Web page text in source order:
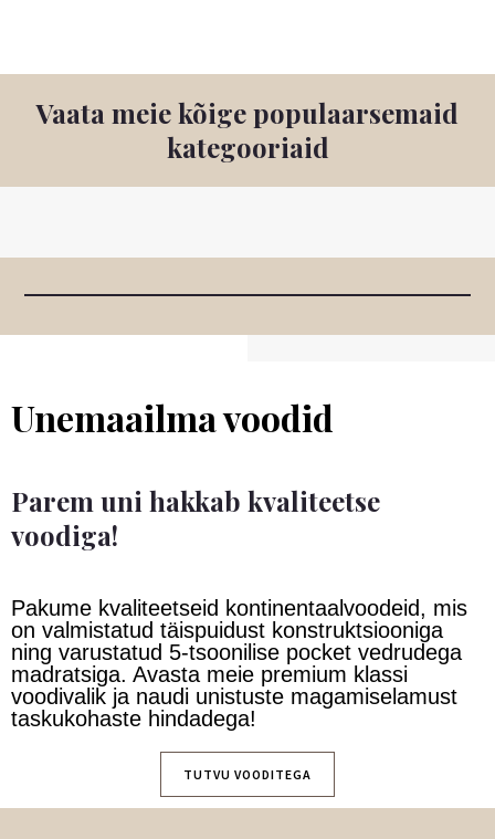
Vaata meie kõige populaarsemaid
kategooriaid
Unemaailma voodid
Parem uni hakkab kvaliteetse
voodiga!
Pakume kvaliteetseid kontinentaalvoodeid, mis
on valmistatud täispuidust konstruktsiooniga
ning varustatud 5-tsoonilise pocket vedrudega
madratsiga. Avasta meie premium klassi
voodivalik ja naudi unistuste magamiselamust
taskukohaste hindadega!
TUTVU VOODITEGA